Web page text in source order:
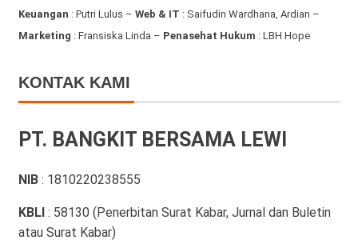
Keuangan : Putri Lulus – Web & IT : Saifudin Wardhana, Ardian –
Marketing : Fransiska Linda – Penasehat Hukum : LBH Hope
KONTAK KAMI
PT. BANGKIT BERSAMA LEWI
NIB : 1810220238555
KBLI : 58130 (Penerbitan Surat Kabar, Jurnal dan Buletin
atau Surat Kabar)